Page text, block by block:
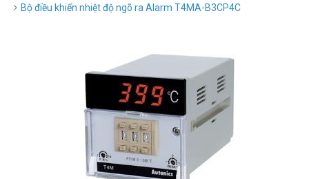
Bộ điều khiển nhiệt độ ngõ ra Alarm T4MA-B3CP4C